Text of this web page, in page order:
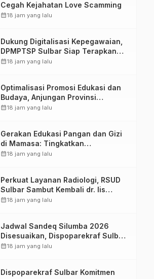
Cegah Kejahatan Love Scamming
calendar_month18 jam yang lalu
Dukung Digitalisasi Kepegawaian,
DPMPTSP Sulbar Siap Terapkan
Aplikasi FLEKSI ASN
calendar_month18 jam yang lalu
Optimalisasi Promosi Edukasi dan
Budaya, Anjungan Provinsi
Sulawesi Barat Perkuat Kolaborasi
calendar_month18 jam yang lalu
Gerakan Edukasi Pangan dan Gizi
di Mamasa: Tingkatkan
Pengetahuan dan Keterampilan
calendar_month18 jam yang lalu
Perkuat Layanan Radiologi, RSUD
Sulbar Sambut Kembali dr. Iis
Imelda, Sp.Rad
calendar_month18 jam yang lalu
Jadwal Sandeq Silumba 2026
Disesuaikan, Dispoparekraf Sulbar
Pastikan Persiapan Tetap
calendar_month18 jam yang lalu
Dispoparekraf Sulbar Komitmen